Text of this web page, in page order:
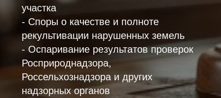
участка
- Споры о качестве и полноте
рекультивации нарушенных земель
- Оспаривание результатов проверок
Росприроднадзора,
Россельхознадзора и других
надзорных органов